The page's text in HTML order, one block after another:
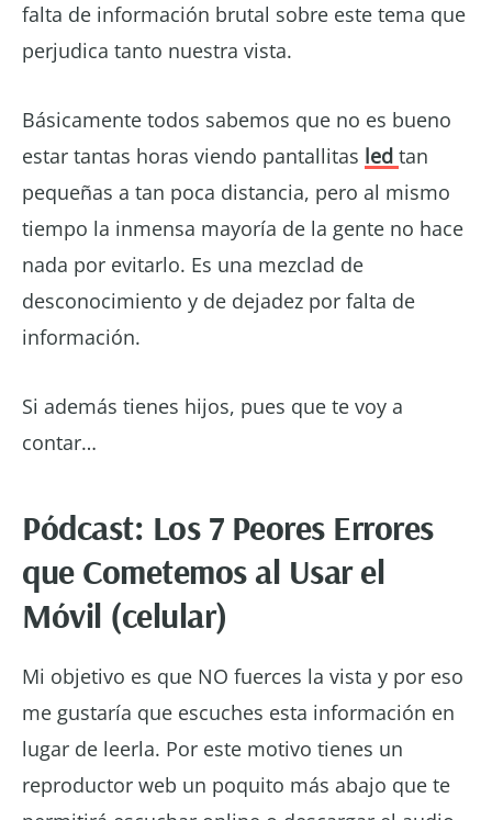
falta de información brutal sobre este tema que
perjudica tanto nuestra vista.
Básicamente todos sabemos que no es bueno
estar tantas horas viendo pantallitas led tan
pequeñas a tan poca distancia, pero al mismo
tiempo la inmensa mayoría de la gente no hace
nada por evitarlo. Es una mezclad de
desconocimiento y de dejadez por falta de
información.
Si además tienes hijos, pues que te voy a
contar…
Pódcast: Los 7 Peores Errores
que Cometemos al Usar el
Móvil (celular)
Mi objetivo es que NO fuerces la vista y por eso
me gustaría que escuches esta información en
lugar de leerla. Por este motivo tienes un
reproductor web un poquito más abajo que te